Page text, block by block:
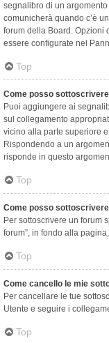
segnalibro di un
comunicherà quando c’è
forum della Board. Opzioni
essere configurate nel
Top
Come posso
Puoi aggiungere ai
sul collegamento
vicino alla parte superiore
Rispondendo a un
risponde in questo
Top
Come posso
Per sottoscrivere un forum
forum”, in fondo alla
Top
Come cancello le mie
Per cancellare le tue
Utente e seguire i
Top